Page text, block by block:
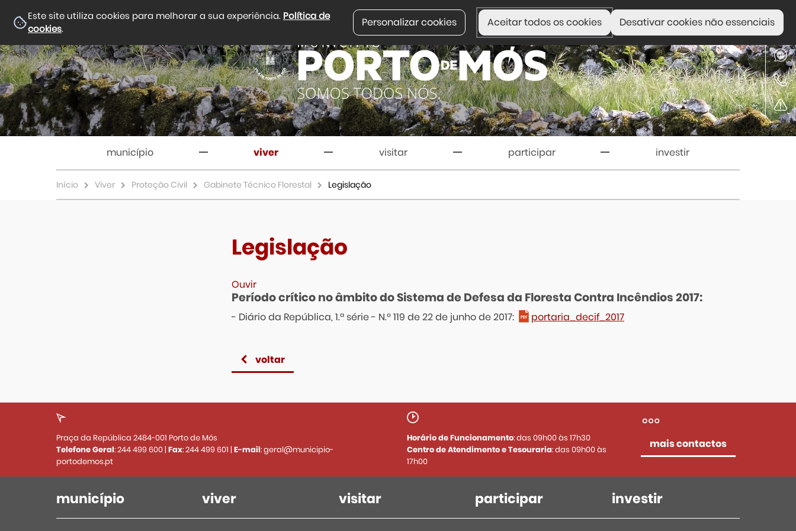
Este site utiliza cookies para melhorar a sua experiência. Política de
cookies. Personalizar cookies Aceitar todos os cookies Desativar cookies não essenciais
município viver visitar participar investir
Início Viver Proteção Civil Gabinete Técnico Florestal Legislação
Legislação
Ouvir
Período crítico no âmbito do Sistema de Defesa da Floresta Contra Incêndios 2017:
- Diário da República, 1.ª série - N.º 119 de 22 de junho de 2017: portaria_decif_2017
voltar
Praça da República 2484-001 Porto de Mós
Telefone Geral:244 499 600| Fax:244 499 601 | E-mail:geral@municipio-
portodemos.pt
Horário de Funcionamento: das 09h00 às 17h30
Centro de Atendimento e Tesouraria: das 09h00 às
17h00
mais contactos
município viver visitar participar investir